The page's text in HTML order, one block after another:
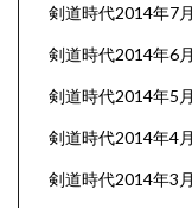
剣道時代2014年7
剣道時代2014年6
剣道時代2014年5
剣道時代2014年4
剣道時代2014年3